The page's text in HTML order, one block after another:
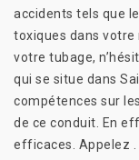
accidents tels que
toxiques dans votre
votre tubage,
qui se situe dans
compétences sur
de ce conduit. En
efficaces. Appelez .